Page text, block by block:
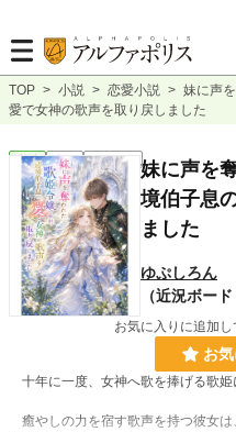
TOP > 小説 > 恋愛小説 > 妹に声
愛で女神の歌声を取り戻しました
恋愛 完結 ｼｮｰﾄｼｮｰﾄ
妹に声を
境伯子息
ました
ゆぷしろん
（近況ボード
お気に入りに追加
お
十年に一度、女神へ歌を捧げる歌姫
癒やしの力を宿す歌声を持つ彼女